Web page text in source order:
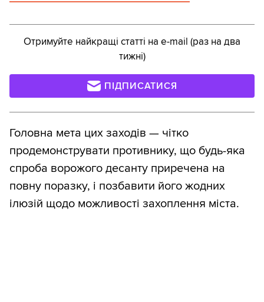
Отримуйте найкращі статті на e-mail (раз на два
тижні)
ПІДПИСАТИСЯ
Головна мета цих заходів — чітко
продемонструвати противнику, що будь-яка
спроба ворожого десанту приречена на
повну поразку, і позбавити його жодних
ілюзій щодо можливості захоплення міста.